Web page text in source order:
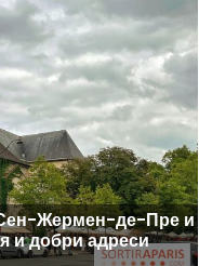
Сен-Жермен-де-Пре и
и добри адреси